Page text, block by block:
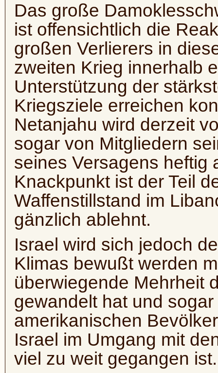
Das große
ist offensichtlich die
großen Verlierers in
zweiten Krieg innerhalb
Unterstützung der
Kriegsziele erreichen
Netanjahu wird derzeit
sogar von Mitgliedern
seines Versagens heftig
Knackpunkt ist der Teil
Waffenstillstand im
gänzlich ablehnt.
Israel wird sich jedoch
Klimas bewußt werden
überwiegende Mehrheit
gewandelt hat und
amerikanischen
Israel im Umgang mit
viel zu weit gegangen ist.